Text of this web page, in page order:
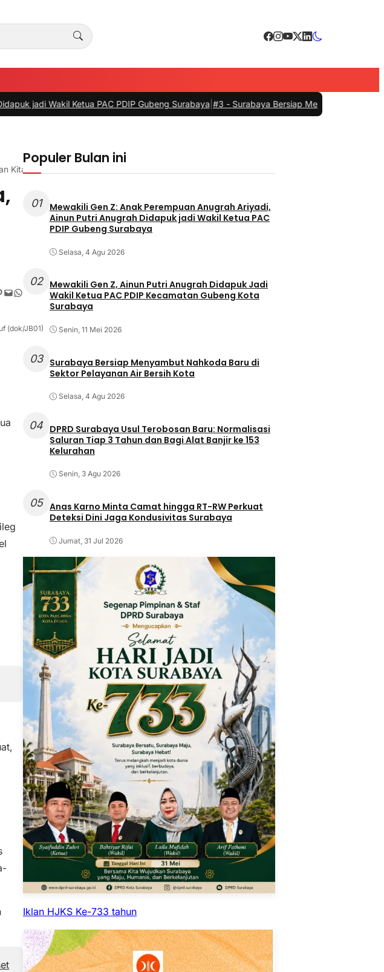
Ketua PAC PDIP Gubeng Surabaya|#3 - Surabaya Bersiap Menyambut Nahkoda Baru di
Kita Proses Secara Hukum
Mail WhatsApp
(dok/JB01)
Populer Bulan ini
01
Mewakili Gen Z: Anak Perempuan Anugrah Ariyadi,
Ainun Putri Anugrah Didapuk jadi Wakil Ketua PAC
PDIP Gubeng Surabaya
Selasa, 4 Agu 2026
02
Mewakili Gen Z, Ainun Putri Anugrah Didapuk Jadi
Wakil Ketua PAC PDIP Kecamatan Gubeng Kota
Surabaya
Senin, 11 Mei 2026
03
Surabaya Bersiap Menyambut Nahkoda Baru di
Sektor Pelayanan Air Bersih Kota
Selasa, 4 Agu 2026
04 DPRD Surabaya Usul Terobosan Baru: Normalisasi
Saluran Tiap 3 Tahun dan Bagi Alat Banjir ke 153
Kelurahan
Senin, 3 Agu 2026
05 Anas Karno Minta Camat hingga RT-RW Perkuat
Deteksi Dini Jaga Kondusivitas Surabaya
Jumat, 31 Jul 2026
Iklan HJKS Ke-733 tahun